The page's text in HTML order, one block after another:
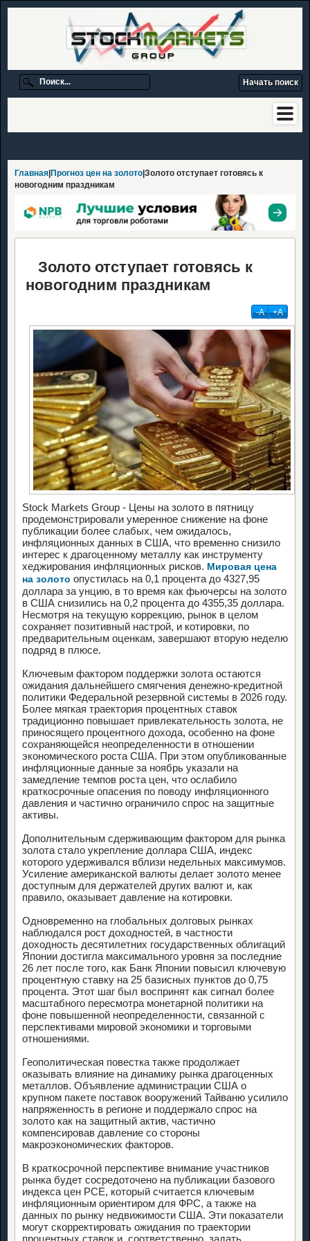
Главная Прогноз цен на золото |Золото отступает готовясь к
новогодним праздникам
Золото отступает готовясь к
новогодним праздникам
-А +А
Stock Markets Group - Цены на золото в пятницу
продемонстрировали умеренное снижение на фоне
публикации более слабых, чем ожидалось,
инфляционных данных в США, что временно снизило
интерес к драгоценному металлу как инструменту
хеджирования инфляционных рисков. Мировая цена
на золото опустилась на 0,1 процента до 4327,95
доллара за унцию, в то время как фьючерсы на золото
в США снизились на 0,2 процента до 4355,35 доллара.
Несмотря на текущую коррекцию, рынок в целом
сохраняет позитивный настрой, и котировки, по
предварительным оценкам, завершают вторую неделю
подряд в плюсе.
Ключевым фактором поддержки золота остаются
ожидания дальнейшего смягчения денежно-кредитной
политики Федеральной резервной системы в 2026 году.
Более мягкая траектория процентных ставок
традиционно повышает привлекательность золота, не
приносящего процентного дохода, особенно на фоне
сохраняющейся неопределенности в отношении
экономического роста США. При этом опубликованные
инфляционные данные за ноябрь указали на
замедление темпов роста цен, что ослабило
краткосрочные опасения по поводу инфляционного
давления и частично ограничило спрос на защитные
активы.
Дополнительным сдерживающим фактором для рынка
золота стало укрепление доллара США, индекс
которого удерживался вблизи недельных максимумов.
Усиление американской валюты делает золото менее
доступным для держателей других валют и, как
правило, оказывает давление на котировки.
Одновременно на глобальных долговых рынках
наблюдался рост доходностей, в частности
доходность десятилетних государственных облигаций
Японии достигла максимального уровня за последние
26 лет после того, как Банк Японии повысил ключевую
процентную ставку на 25 базисных пунктов до 0,75
процента. Этот шаг был воспринят как сигнал более
масштабного пересмотра монетарной политики на
фоне повышенной неопределенности, связанной с
перспективами мировой экономики и торговыми
отношениями.
Геополитическая повестка также продолжает
оказывать влияние на динамику рынка драгоценных
металлов. Объявление администрации США о
крупном пакете поставок вооружений Тайваню усилило
напряженность в регионе и поддержало спрос на
золото как на защитный актив, частично
компенсировав давление со стороны
макроэкономических факторов.
В краткосрочной перспективе внимание участников
рынка будет сосредоточено на публикации базового
индекса цен PCE, который считается ключевым
инфляционным ориентиром для ФРС, а также на
данных по рынку недвижимости США. Эти показатели
могут скорректировать ожидания по траектории
процентных ставок и, соответственно, задать